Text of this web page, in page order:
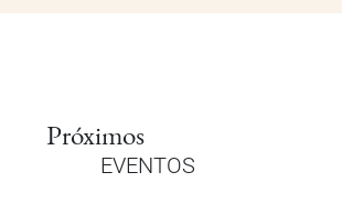
Próximos
EVENTOS